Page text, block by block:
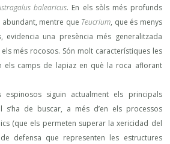
balearicus. En els sòls més profunds
abundant, mentre que Teucrium, que és menys
evidencia una presència més generalitzada
més rocosos. Són molt característiques les
els camps de lapiaz en què la roca aflorant
siguin actualment els principals
s’ha de buscar, a més d’en els processos
(que els permeten superar la xericidad del
defensa que representen les estructures